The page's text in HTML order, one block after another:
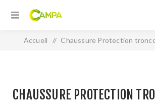
Accueil / Chaussure Protection
CHAUSSURE PROTECTION